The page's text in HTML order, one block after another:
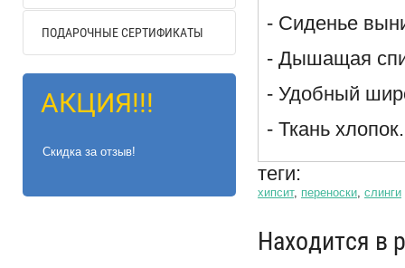
ПОДАРОЧНЫЕ СЕРТИФИКАТЫ
АКЦИЯ!!!
Скидка за отзыв!
- Сиденье
- Дышащая
- Удобный
- Ткань хлопок.
теги:
хипсит, переноски, слинги
Находится в